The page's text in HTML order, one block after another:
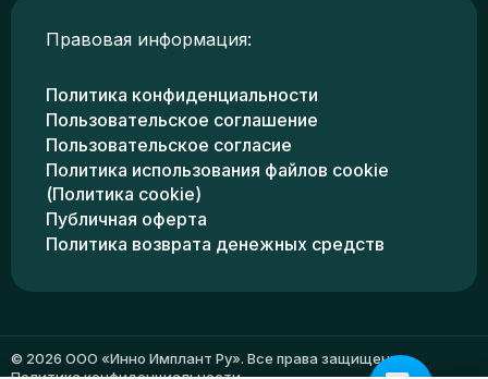
Правовая информация:
Политика конфиденциальности
Пользовательское соглашение
Пользовательское согласие
Политика использования файлов cookie
(Политика cookie)
Публичная оферта
Политика возврата денежных средств
© 2026 ООО «Инно Имплант Ру». Все права защищены.